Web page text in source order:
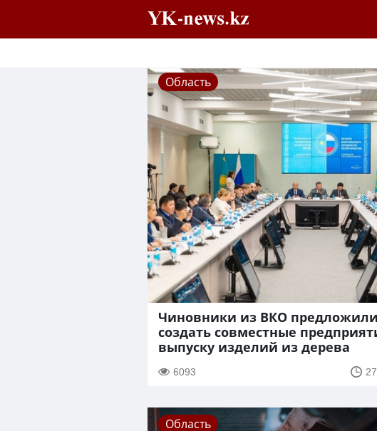
Область
Чиновники из ВКО
создать совместные
выпуску изделий из дерева
6093
Область